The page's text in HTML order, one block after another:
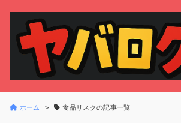
ホーム 食品リスクの記事一覧